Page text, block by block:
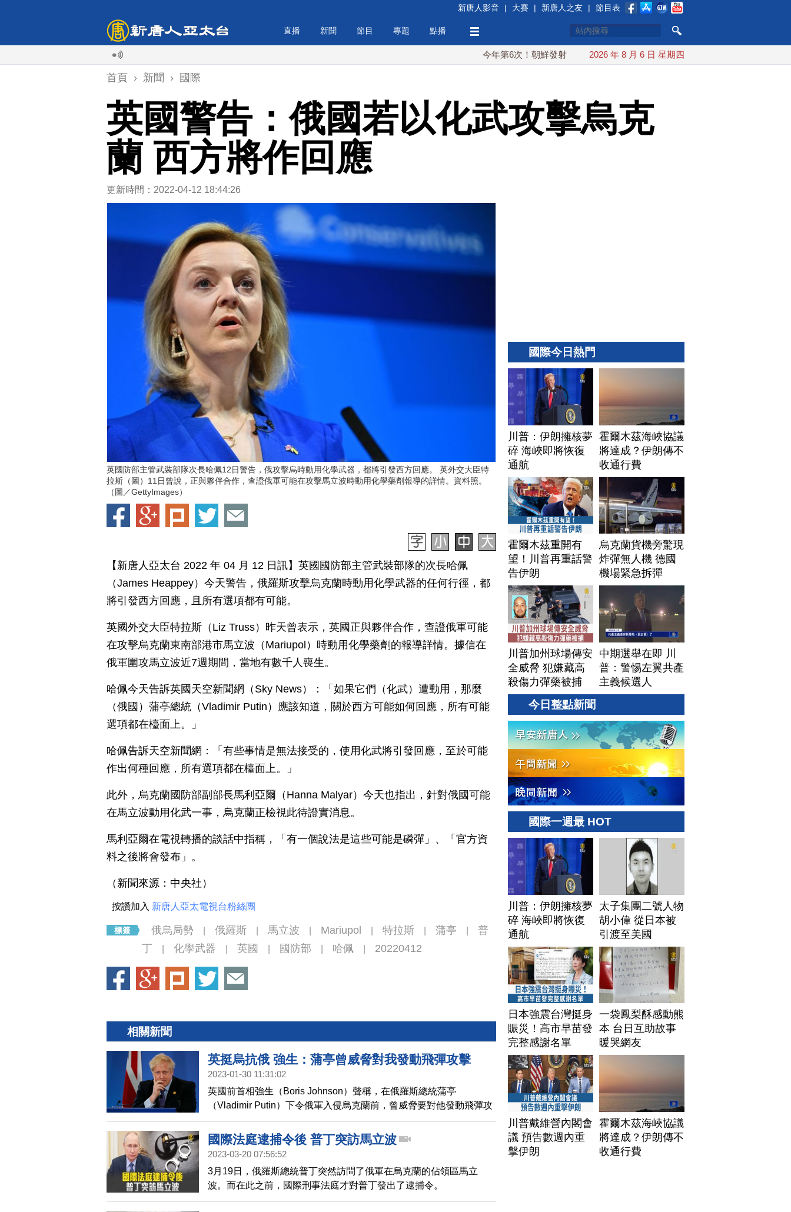
新唐人影音 | 大賽 | 新唐人之友 | 節目表
直播 新聞 節目 專題 點播
今年第6次！朝鮮發射彈道導彈 落日本EEZ外 紅海戰火續升溫 也門胡塞武裝稱又襲
2026 年 8 月 6 日 星期四
首頁 › 新聞 › 國際
英國警告：俄國若以化武攻擊烏克
蘭 西方將作回應
更新時間：2022-04-12 18:44:26
英國防部主管武裝部隊次長哈佩12日警告，俄攻擊烏時動用化學武器，都將引發西方回應。 英外交大臣特
拉斯（圖）11日曾說，正與夥伴合作，查證俄軍可能在攻擊馬立波時動用化學藥劑報導的詳情。資料照。
（圖／GettyImages）
【新唐人亞太台 2022 年 04 月 12 日訊】英國國防部主管武裝部隊的次長哈佩
（James Heappey）今天警告，俄羅斯攻擊烏克蘭時動用化學武器的任何行徑，都
將引發西方回應，且所有選項都有可能。
英國外交大臣特拉斯（Liz Truss）昨天曾表示，英國正與夥伴合作，查證俄軍可能
在攻擊烏克蘭東南部港市馬立波（Mariupol）時動用化學藥劑的報導詳情。據信在
俄軍圍攻馬立波近7週期間，當地有數千人喪生。
哈佩今天告訴英國天空新聞網（Sky News）：「如果它們（化武）遭動用，那麼
（俄國）蒲亭總統（Vladimir Putin）應該知道，關於西方可能如何回應，所有可能
選項都在檯面上。」
哈佩告訴天空新聞網：「有些事情是無法接受的，使用化武將引發回應，至於可能
作出何種回應，所有選項都在檯面上。」
此外，烏克蘭國防部副部長馬利亞爾（Hanna Malyar）今天也指出，針對俄國可能
在馬立波動用化武一事，烏克蘭正檢視此待證實消息。
馬利亞爾在電視轉播的談話中指稱，「有一個說法是這些可能是磷彈」、「官方資
料之後將會發布」。
（新聞來源：中央社）
按讚加入 新唐人亞太電視台粉絲團
俄烏局勢 俄羅斯 馬立波 Mariupol 特拉斯 蒲亭
普
丁
化學武器 英國 國防部 哈佩 20220412
相關新聞
英挺烏抗俄 強生：蒲亭曾威脅對我發動飛彈攻擊
2023-01-30 11:31:02
英國前首相強生（Boris Johnson）聲稱，在俄羅斯總統蒲亭
（Vladimir Putin）下令俄軍入侵烏克蘭前，曾威脅要對他發動飛彈攻
擊。
國際法庭逮捕令後 普丁突訪馬立波
2023-03-20 07:56:52
3月19日，俄羅斯總統普丁突然訪問了俄軍在烏克蘭的佔領區馬立
波。而在此之前，國際刑事法庭才對普丁發出了逮捕令。
國際今日熱門
川普：伊朗擁核夢
碎 海峽即將恢復
通航
霍爾木茲海峽協議
將達成？伊朗傳不
收通行費
霍爾木茲重開有
望！川普再重話警
告伊朗
烏克蘭貨機旁驚現
炸彈無人機 德國
機場緊急拆彈
川普加州球場傳安
全威脅 犯嫌藏高
殺傷力彈藥被捕
中期選舉在即 川
普：警惕左翼共產
主義候選人
今日整點新聞
國際一週最 HOT
川普：伊朗擁核夢
碎 海峽即將恢復
通航
太子集團二號人物
胡小偉 從日本被
引渡至美國
日本強震台灣挺身
賑災！高市早苗發
完整感謝名單
一袋鳳梨酥感動熊
本 台日互助故事
暖哭網友
川普戴維營內閣會
議 預告數週內重
擊伊朗
霍爾木茲海峽協議
將達成？伊朗傳不
收通行費